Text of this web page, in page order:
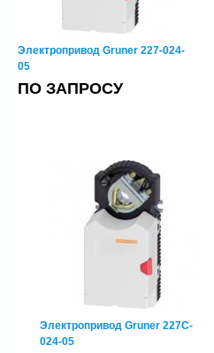
Электропривод Gruner 227-024-
05
ПО ЗАПРОСУ
Электропривод Gruner 227C-
024-05